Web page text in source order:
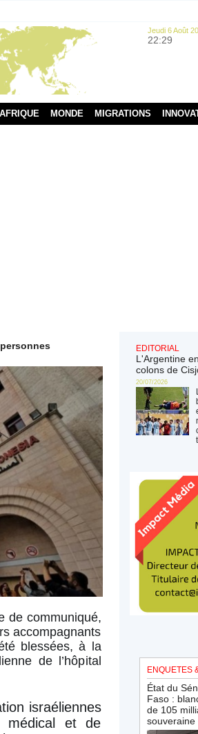
Jeudi 6 Août
22:29
AFRIQUE MONDE MIGRATIONS
de communiqué,
accompagnants
blessées, à la
de l’hôpital
israéliennes
médical et de
EDITORIAL
L'Argentine
colons de
20/07/2026
ENQUETES
État du
Faso :
de 105
souveraine